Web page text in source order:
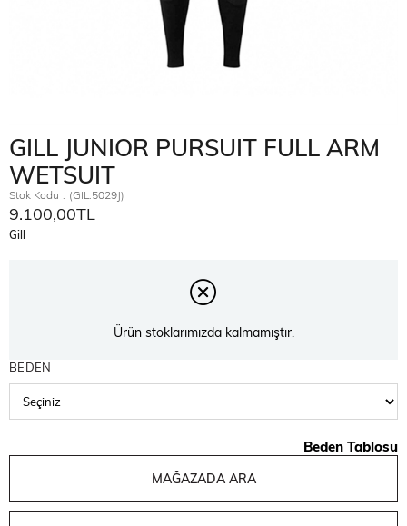
GILL JUNIOR PURSUIT FULL ARM
WETSUIT
Stok Kodu (GIL.5029J)
9.100,00TL
Gill
Ürün stoklarımızda kalmamıştır.
BEDEN
Beden Tablosu
MAĞAZADA ARA